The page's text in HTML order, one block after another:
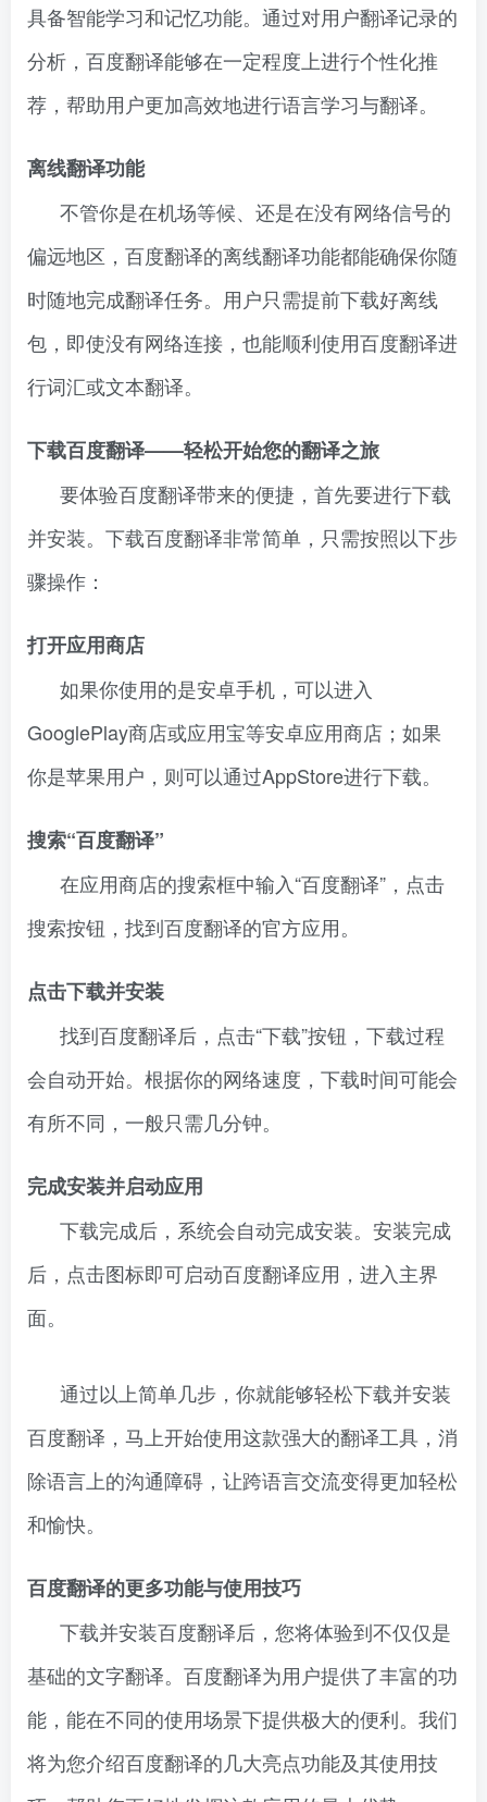
具备智能学习和记忆功能。通过对用户翻译记录的
分析，百度翻译能够在一定程度上进行个性化推
荐，帮助用户更加高效地进行语言学习与翻译。
离线翻译功能
不管你是在机场等候、还是在没有网络信号的
偏远地区，百度翻译的离线翻译功能都能确保你随
时随地完成翻译任务。用户只需提前下载好离线
包，即使没有网络连接，也能顺利使用百度翻译进
行词汇或文本翻译。
下载百度翻译——轻松开始您的翻译之旅
要体验百度翻译带来的便捷，首先要进行下载
并安装。下载百度翻译非常简单，只需按照以下步
骤操作：
打开应用商店
如果你使用的是安卓手机，可以进入
GooglePlay商店或应用宝等安卓应用商店；如果
你是苹果用户，则可以通过AppStore进行下载。
搜索“百度翻译”
在应用商店的搜索框中输入“百度翻译”，点击
搜索按钮，找到百度翻译的官方应用。
点击下载并安装
找到百度翻译后，点击“下载”按钮，下载过程
会自动开始。根据你的网络速度，下载时间可能会
有所不同，一般只需几分钟。
完成安装并启动应用
下载完成后，系统会自动完成安装。安装完成
后，点击图标即可启动百度翻译应用，进入主界
面。
通过以上简单几步，你就能够轻松下载并安装
百度翻译，马上开始使用这款强大的翻译工具，消
除语言上的沟通障碍，让跨语言交流变得更加轻松
和愉快。
百度翻译的更多功能与使用技巧
下载并安装百度翻译后，您将体验到不仅仅是
基础的文字翻译。百度翻译为用户提供了丰富的功
能，能在不同的使用场景下提供极大的便利。我们
将为您介绍百度翻译的几大亮点功能及其使用技